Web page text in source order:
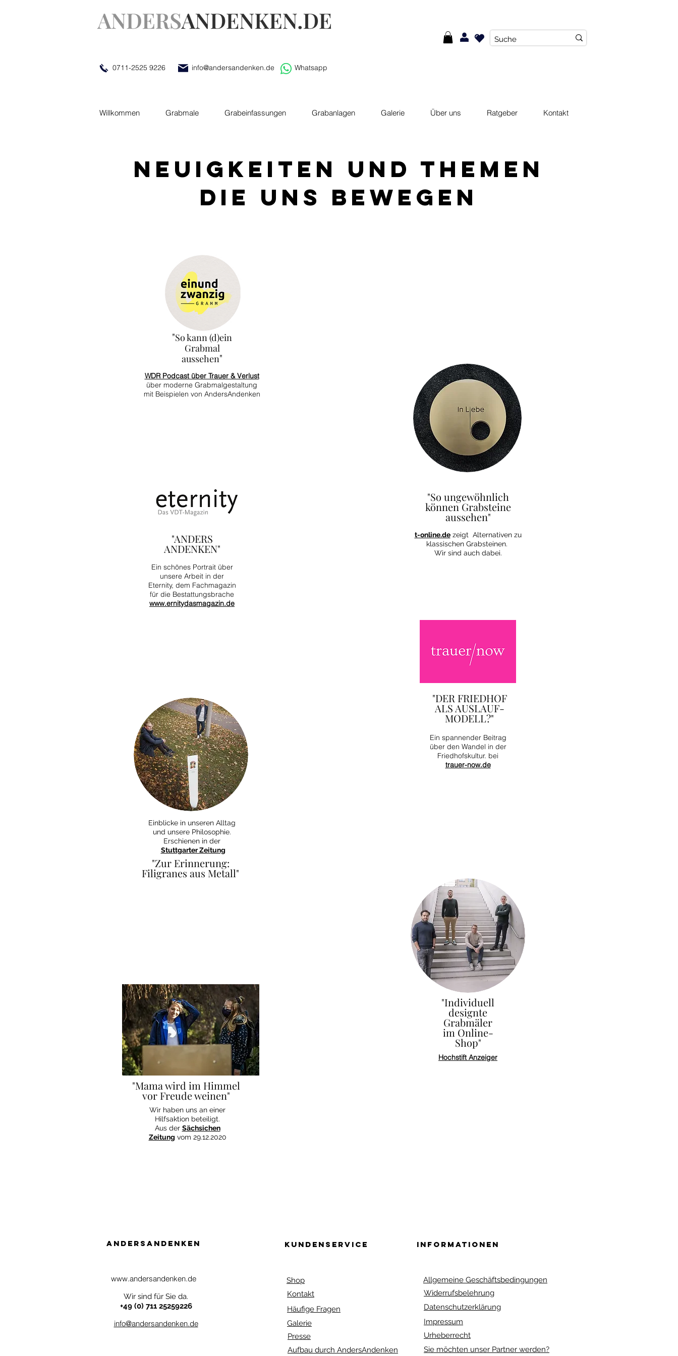
0711-2525 9226 info@andersandenken.de Whatsapp
Willkommen Grabmale Grabeinfassungen Grabanlagen Galerie Über uns Ratgeber Kontakt
Neuigkeiten und Themen
die uns bewegen
"So kann (d)ein
Grabmal
aussehen"
WDR Podcast über Trauer & Verlust
über moderne Grabmalgestaltung
mit Beispielen von AndersAndenken
"ANDERS
ANDENKEN"
Ein schönes Portrait über
unsere Arbeit in der
Eternity, dem Fachmagazin
für die Bestattungsbrache
www.ernitydasmagazin.de
"So ungewöhnlich
können Grabsteine
aussehen"
t-online.dezeigt Alternativen zu
klassischen Grabsteinen.
Wir sind auch dabei.
Einblicke in unseren Alltag
und unsere Philosophie.
Erschienen in der
Stuttgarter Zeitung
"Zur Erinnerung:
Filigranes aus Metall"
"DER FRIEDHOF
ALS AUSLAUF­
MO­DELL?"
Ein spannender Beitrag
über den Wandel in der
Friedhofskultur. bei
trauer-now.de
"Individuell
designte
Grabmäler
im Online-
Shop"
Hochstift Anzeiger
"Mama wird im Himmel
vor Freude weinen"
Wir haben uns an einer
Hilfsaktion beteiligt.
Aus der Sächsichen
Zeitung vom 29.12.2020
AndersAndenken
www.andersandenken.de
Wir sind für Sie da.
+49 (0) 711 25259226
info@andersandenken.de
Kundenservice Informationen
Shop
Kontakt
Häufige Fragen
Galerie
Presse
Aufbau durch AndersAndenken
Allgemeine Geschäftsbedingungen
Widerrufsbelehrung
Datenschutzerklärung
Impressum
Urheberrecht
Sie möchten unser Partner werden?